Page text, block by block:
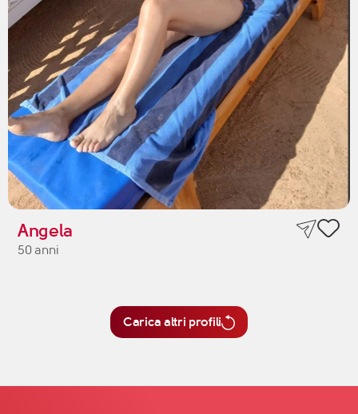
Angela
50 anni
Carica altri profili